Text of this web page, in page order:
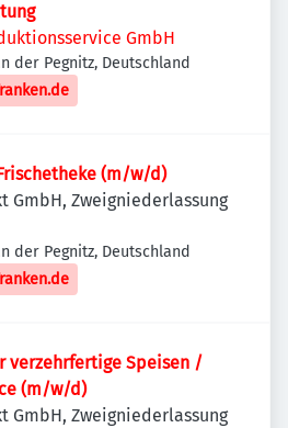
GmbH
der Pegnitz, Deutschland
(m/w/d)
GmbH, Zweigniederlassung
der Pegnitz, Deutschland
verzehrfertige Speisen /
(m/w/d)
GmbH, Zweigniederlassung